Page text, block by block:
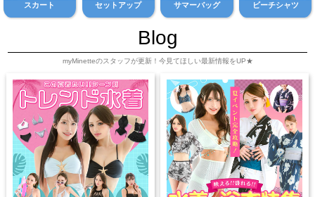
スカート セットアップ サマーバッグ ビーチシャツ
Blog
myMinetteのスタッフが更新！今見てほしい最新情報をUP★